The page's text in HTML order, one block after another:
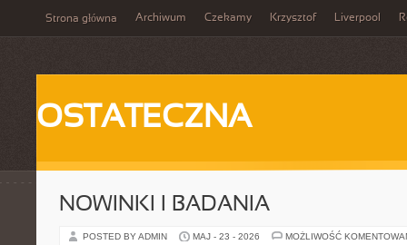
Strona główna Archiwum Czekamy Krzysztof Liverpool
OSTATECZNA
NOWINKI I BADANIA
POSTED BY ADMIN MAJ - 23 - 2026 MOŻLIWOŚĆ